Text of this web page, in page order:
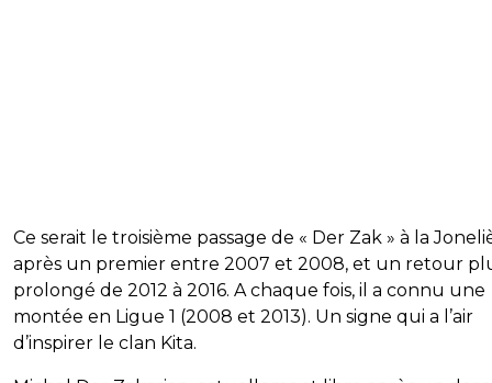
Ce serait le troisième passage de « Der Zak » à la
après un premier entre 2007 et 2008, et un retour
prolongé de 2012 à 2016. A chaque fois, il a connu une
montée en Ligue 1 (2008 et 2013). Un signe qui a l’air
d’inspirer le clan Kita.